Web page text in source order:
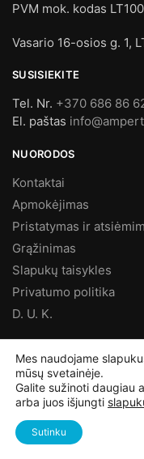
PVM mok. kodas
Vasario 16-osios g. 1,
SUSISIEKITE
Tel. Nr. +370 686 86
El. paštas
NUORODOS
Kontaktai
Apmokėjimas
Pristatymas ir
Grąžinimas
Slapukų taisykles
Privatumo politika
D. U. K.
©Ampertas.lt2025,
Mes naudojame
mūsų svetainėje.
Galite sužinoti daugiau
arba juos išjungti
Sutinku